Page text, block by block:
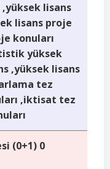
lisans
lisans proje
konuları
yüksek
,yüksek lisans
tez
,iktisat tez
(0+1) 0